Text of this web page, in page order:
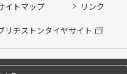
イトマップ リンク
リヂストンタイヤサイト
/タイヤ履き替え/オイル交換/その
タイヤ履き替え※タイヤ履き替え
番待ち予約 ※クローク契約会員